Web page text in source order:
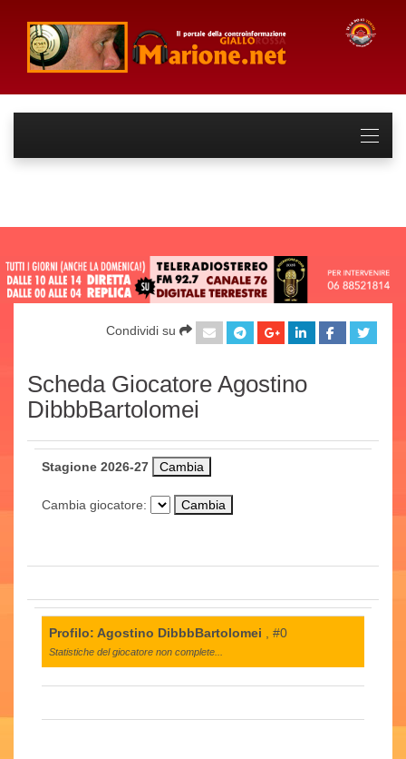
Condividi su
Scheda Giocatore Agostino
DibbbBartolomei
Stagione 2026-27
Cambia giocatore:
Profilo: Agostino DibbbBartolomei , #0
Statistiche del giocatore non complete...